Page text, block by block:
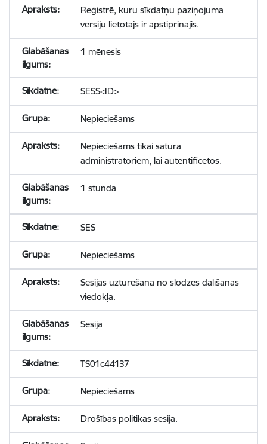
Reģistrē, kuru sīkdatņu paziņojuma
versiju lietotājs ir apstiprinājis.
1 mēnesis
SESS<ID>
Nepieciešams
Nepieciešams tikai satura
administratoriem, lai autentificētos.
1 stunda
SES
Nepieciešams
Sesijas uzturēšana no slodzes dalīšanas
viedokļa.
Sesija
TS01c44137
Nepieciešams
Drošības politikas sesija.